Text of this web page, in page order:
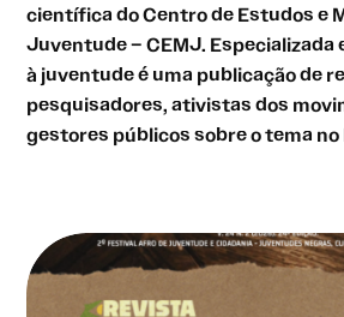
científica do Centro de Estudos e
Juventude – CEMJ. Especializada
à juventude é uma publicação de
pesquisadores, ativistas dos
gestores públicos sobre o tema no